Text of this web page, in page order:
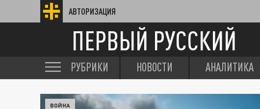
АВТОРИЗАЦИЯ
ПЕРВЫЙ РУССКИЙ
РУБРИКИ НОВОСТИ АНАЛИТИКА
ВОЙНА